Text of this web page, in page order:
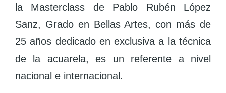
la Masterclass de Pablo Rubén López
Sanz, Grado en Bellas Artes, con más de
25 años dedicado en exclusiva a la técnica
de la acuarela, es un referente a nivel
nacional e internacional.